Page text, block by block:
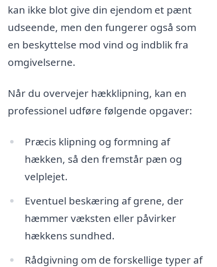
kan ikke blot give din ejendom et pænt
udseende, men den fungerer også som
en beskyttelse mod vind og indblik fra
omgivelserne.
Når du overvejer hækklipning, kan en
professionel udføre følgende opgaver:
Præcis klipning og formning af
hækken, så den fremstår pæn og
velplejet.
Eventuel beskæring af grene, der
hæmmer væksten eller påvirker
hækkens sundhed.
Rådgivning om de forskellige typer af